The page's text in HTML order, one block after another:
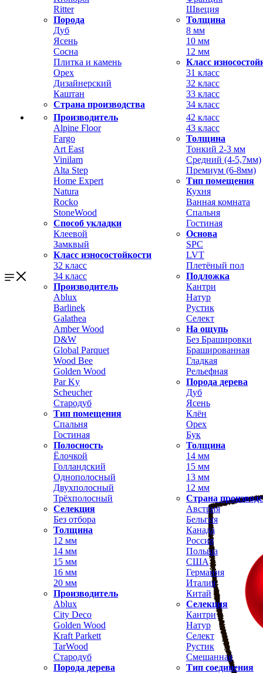
Ritter
Порода
Дуб
Ясень
Сосна
Плитка и камень
Орех
Дизайнерский
Каштан
Страна производства
Швеция
Толщина
8 мм
10 мм
12 мм
Класс
31 класс
32 класс
33 класс
34 класс
Производитель
Alpine Floor
Fargo
Art East
Vinilam
Alta Step
Home Expert
Natura
Rocko
StoneWood
Способ укладки
Клеевой
Замквый
Класс износостойкости
32 класс
34 класс
42 класс
43 класс
Толщина
Тонкий 2-3 мм
Средний (4-5,7мм)
Премиум (6-8мм)
Тип помещения
Кухня
Ванная комната
Спальня
Гостиная
Основа
SPC
LVT
Плетёный пол
Подложка
Производитель
Ablux
Barlinek
Galathea
Amber Wood
D&W
Global Parquet
Wood Bee
Golden Wood
Par Ky
Scheucher
Стародуб
Тип помещения
Спальня
Гостиная
Полосность
Ёлочкой
Голландский
Однополосный
Двухполосный
Трёхполосный
Селекция
Без отбора
Кантри
Натур
Рустик
Селект
На ощупь
Без Брашировки
Брашированная
Гладкая
Рельефная
Порода дерева
Дуб
Ясень
Клён
Орех
Бук
Толщина
14 мм
15 мм
13 мм
12 мм
Страна
Австрия
Бельгия
Толщина
12 мм
14 мм
15 мм
16 мм
20 мм
Производитель
Ablux
City Deco
Golden Wood
Kraft Parkett
TarWood
Стародуб
Порода дерева
Канада
Россия
Польша
США
Германия
Италия
Китай
Селекция
Кантри
Натур
Селект
Рустик
Смешанная
Тип соединения